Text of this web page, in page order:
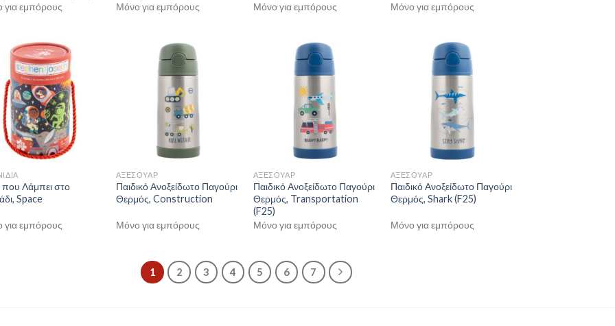
για εμπόρους
Μόνο για εμπόρους
Μόνο για εμπόρους
Μόνο για εμπόρους
που Λάμπει στο
Space
για εμπόρους
ΑΞΕΣΟΥΑΡ
Παιδικό Ανοξείδωτο Παγούρι
Θερμός, Construction
Μόνο για εμπόρους
ΑΞΕΣΟΥΑΡ
Παιδικό Ανοξείδωτο Παγούρι
Θερμός, Transportation
(F25)
Μόνο για εμπόρους
ΑΞΕΣΟΥΑΡ
Παιδικό Ανοξείδωτο Παγούρι
Θερμός, Shark (F25)
Μόνο για εμπόρους
1 2 3 4 5 6 7